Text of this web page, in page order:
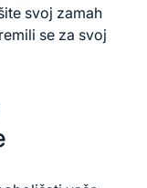
svoj zamah
se za svoj